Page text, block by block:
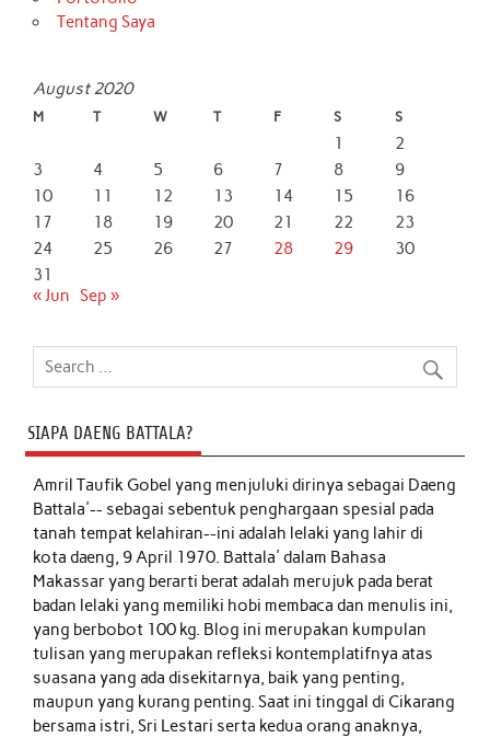
Tentang Saya
August 2020
M T W T F S S
1
2
3
4 5 6 7 8
9
10
11 12 13 14 15
16
17
18 19 20 21 22
23
24
25 26 27 28 29
30
31
« Jun Sep »
SIAPA DAENG BATTALA?
Amril Taufik Gobelyang menjuluki dirinya sebagai Daeng
Battala'-- sebagai sebentuk penghargaan spesial pada
tanah tempat kelahiran--ini adalah lelaki yang lahir di
kota daeng, 9 April 1970. Battala' dalam Bahasa
Makassar yang berarti berat adalah merujuk pada berat
badan lelaki yang memiliki hobi membaca dan menulis ini,
yang berbobot 100 kg. Blog ini merupakan kumpulan
tulisan yang merupakan refleksi kontemplatifnya atas
suasana yang ada disekitarnya, baik yang penting,
maupun yang kurang penting. Saat ini tinggal di Cikarang
bersama istri, Sri Lestari serta kedua orang anaknya,